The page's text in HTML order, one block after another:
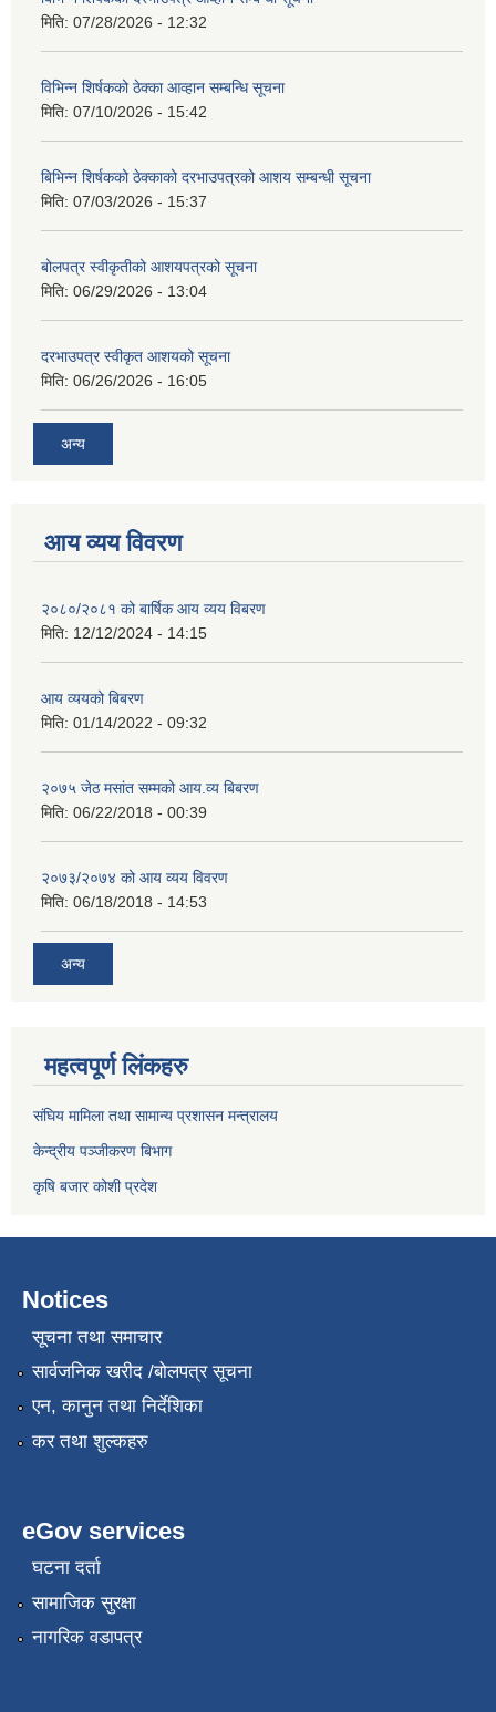
मिति: 07/28/2026 - 12:32
विभिन्न शिर्षकको ठेक्का आव्हान सम्बन्धि सूचना
मिति: 07/10/2026 - 15:42
बिभिन्‍न शिर्षकको ठेक्काको दरभाउपत्रको आशय सम्बन्धी सूचना
मिति: 07/03/2026 - 15:37
बोलपत्र स्वीकृतीको आशयपत्रको सूचना
मिति: 06/29/2026 - 13:04
दरभाउपत्र स्वीकृत आशयको सूचना
मिति: 06/26/2026 - 16:05
अन्य
आय व्यय विवरण
२०८०/२०८१ को बार्षिक आय व्यय विबरण
मिति: 12/12/2024 - 14:15
आय व्ययको बिबरण
मिति: 01/14/2022 - 09:32
२०७५ जेठ मसांत सम्मको आय.व्य बिबरण
मिति: 06/22/2018 - 00:39
२०७३/२०७४ को आय व्यय विवरण
मिति: 06/18/2018 - 14:53
अन्य
महत्वपूर्ण लिंकहरु
संघिय मामिला तथा सामान्य प्रशासन मन्त्रालय
केन्द्रीय पञ्जीकरण बिभाग
कृषि बजार कोशी प्रदेश
Notices
सूचना तथा समाचार
सार्वजनिक खरीद /बोलपत्र सूचना
एन, कानुन तथा निर्देशिका
कर तथा शुल्कहरु
eGov services
घटना दर्ता
सामाजिक सुरक्षा
नागरिक वडापत्र